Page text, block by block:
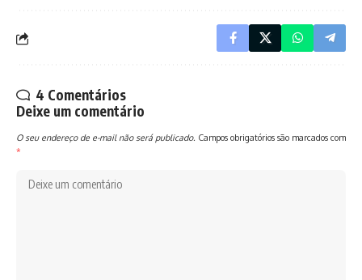
4 Comentários
Deixe um comentário
O seu endereço de e-mail não será publicado. Campos obrigatórios são marcados com
*